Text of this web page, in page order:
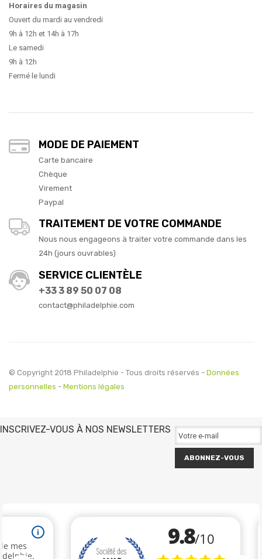
Horaires du magasin
Ouvert du mardi au vendredi
9h à 12h et 14h à 17h
Le samedi
9h à 12h
Fermé le lundi
MODE DE PAIEMENT
Carte bancaire
Chèque
Virement
Paypal
TRAITEMENT DE VOTRE COMMANDE
Nous nous engageons à traiter votre commande dans les
24h (jours ouvrables)
SERVICE CLIENTÈLE
+33 3 89 50 07 08
contact@philadelphie.com
© Copyright 2018 Philadelphie - Tous droits réservés - Données
personnelles - Mentions légales
INSCRIVEZ-VOUS À NOS NEWSLETTERS
ABONNEZ-VOUS